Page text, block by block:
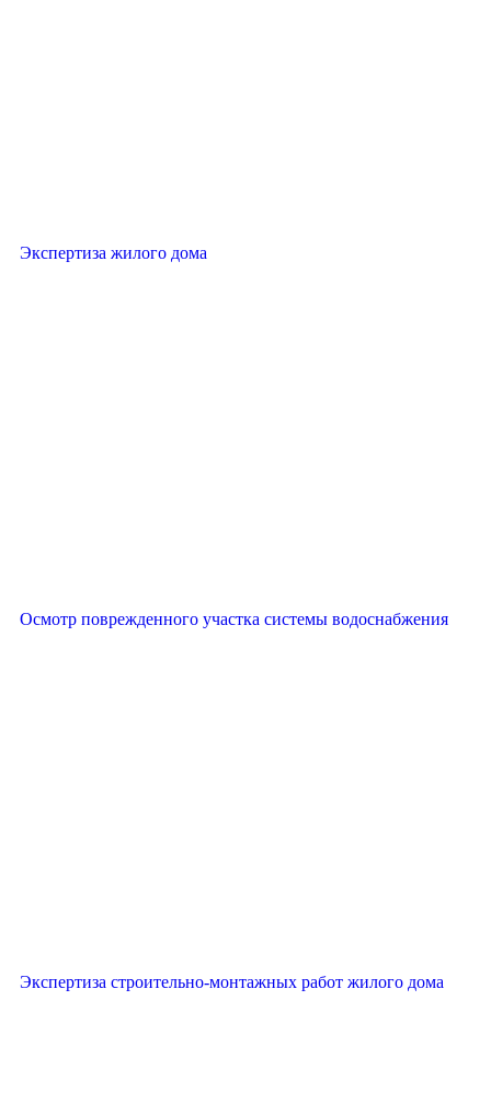
Экспертиза жилого дома
Осмотр поврежденного участка системы водоснабжения
Экспертиза строительно-монтажных работ жилого дома